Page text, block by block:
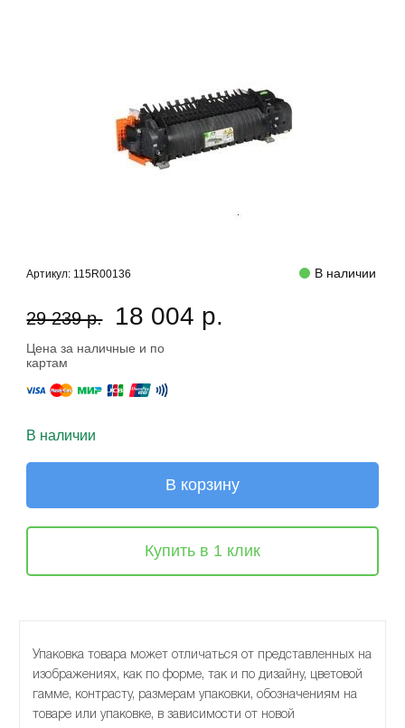
Артикул: 115R00136 В наличии
29 239 р. 18 004 р.
Цена за наличные и по
картам
В наличии
В корзину
Купить в 1 клик
Упаковка товара может отличаться от представленных на
изображениях, как по форме, так и по дизайну, цветовой
гамме, контрасту, размерам упаковки, обозначениям на
товаре или упаковке, в зависимости от новой